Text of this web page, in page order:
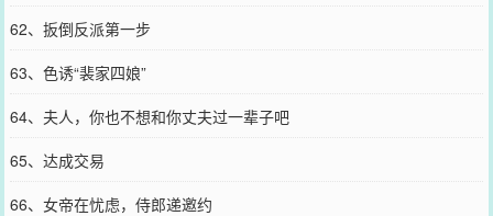
62、扳倒反派第一步
63、色诱“裴家四娘”
64、夫人，你也不想和你丈夫过一辈子吧
65、达成交易
66、女帝在忧虑，侍郎递邀约